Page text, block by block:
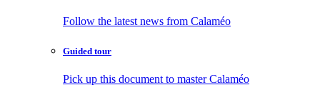
Follow the latest news from Calaméo
Guided tour
Pick up this document to master Calaméo